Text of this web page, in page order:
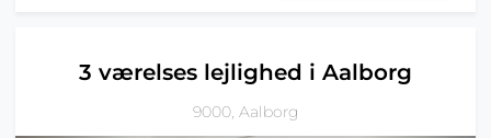
3 værelses lejlighed i Aalborg
9000, Aalborg